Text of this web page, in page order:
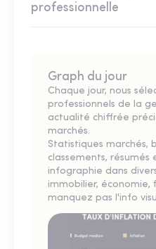
professionnelle
Graph du jour
Chaque jour, nous
professionnels de la
actualité chiffrée
marchés.
Statistiques marchés,
classements, résumés
infographie dans
immobilier, économie,
manquez pas l'info